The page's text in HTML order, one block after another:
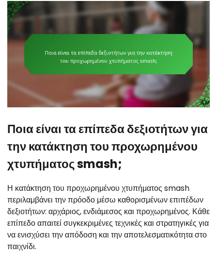
Ποια είναι τα επίπεδα δεξιοτήτων για
την κατάκτηση του προχωρημένου
χτυπήματος smash;
Η κατάκτηση του προχωρημένου χτυπήματος smash
περιλαμβάνει την πρόοδο μέσω καθορισμένων επιπέδων
δεξιοτήτων: αρχάριος, ενδιάμεσος και προχωρημένος. Κάθε
επίπεδο απαιτεί συγκεκριμένες τεχνικές και στρατηγικές για
να ενισχύσει την απόδοση και την αποτελεσματικότητα στο
παιχνίδι.